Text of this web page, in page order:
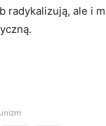
radykalizują, ale i